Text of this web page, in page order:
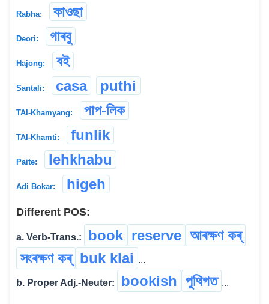
Rabha: কাওছা
Deori: গাৰবু
Hajong: বই
Santali: casa puthi
TAI-Khamyang: পাপ-লিক
TAI-Khamti: funlik
Paite: lehkhabu
Adi Bokar: higeh
Different POS:
a. Verb-Trans.: book reserve আৰক্ষণ কৰ্
সংৰক্ষণ কৰ্ buk klai ...
b. Proper Adj.-Neuter: bookish পুথিগত ...